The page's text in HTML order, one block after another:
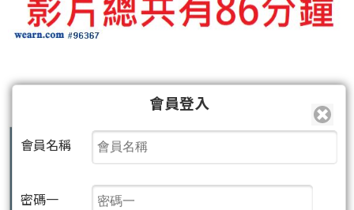
會員登入
會員名稱
密碼一